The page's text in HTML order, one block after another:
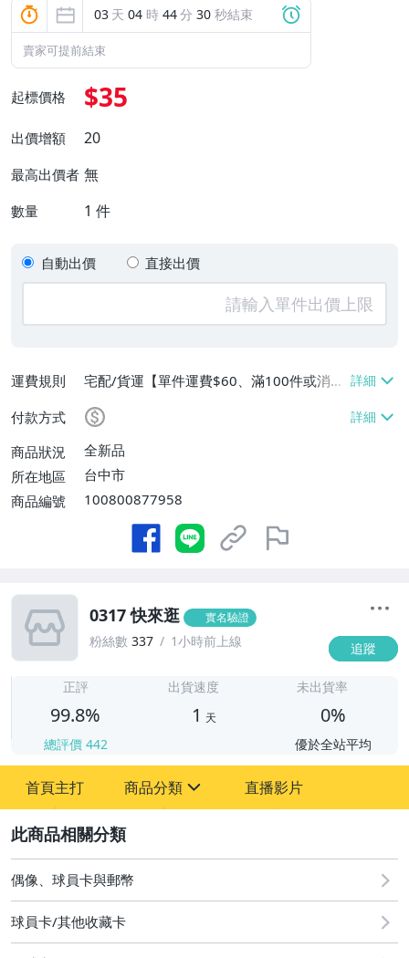
03 天 04 時 44分 29 秒結束
賣家可提前結束
起標價格 $35
出價增額 20
最高出價者 無
數量 1 件
自動出價 直接出價
運費規則
宅配/貨運【單件運費$60、滿100件或消費
滿$9999免運費】
付款方式
商品狀況
全新品
所在地區
台中市
商品編號
100800877958
0317 快來逛 實名驗證
粉絲數 337 1小時前上線 追蹤
正評
99.8%
總評價 442
出貨速度
1 天
未出貨率
0%
優於全站平均
首頁主打 商品分類
偶像、球員卡與郵幣
直播影片
偶像、球員卡與郵幣
球員卡/其他收藏卡